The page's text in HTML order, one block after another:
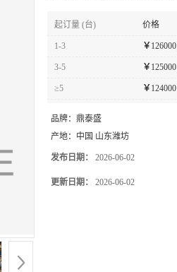
起订量 (台) 价格
1-3 ￥
3-5 ￥
≥5 ￥
品牌： 鼎泰盛
产地： 中国 山东潍坊
发布日期： 2026-06-02
更新日期： 2026-06-02